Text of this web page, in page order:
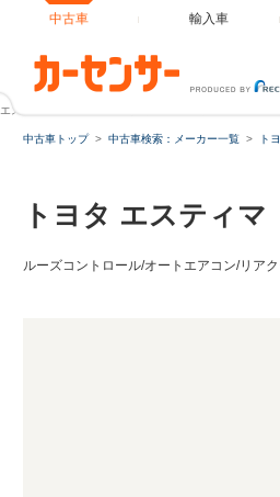
中古車 輸入車
エスティマ 3.5 アエラス 7人乗/ワンオーナー/ムーンル
中古車トップ
中古車検索：メーカー一覧 ト
トヨタ エスティマ
ルーズコントロール/オートエアコン/リア